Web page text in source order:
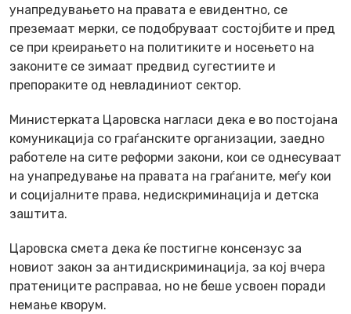
унапредувањето на правата е евидентно, се
преземаат мерки, се подобруваат состојбите и пред
се при креирањето на политиките и носењето на
законите се зимаат предвид сугестиите и
препораките од невладиниот сектор.
Министерката Царовска нагласи дека е во постојана
комуникација со граѓанските организации, заедно
работеле на сите реформи закони, кои се однесуваат
на унапредување на правата на граѓаните, меѓу кои
и социјалните права, недискриминација и детска
заштита.
Царовска смета дека ќе постигне консензус за
новиот закон за антидискриминација, за кој вчера
пратениците расправаа, но не беше усвоен поради
немање кворум.